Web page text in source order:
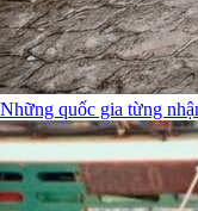
Những quốc gia từng